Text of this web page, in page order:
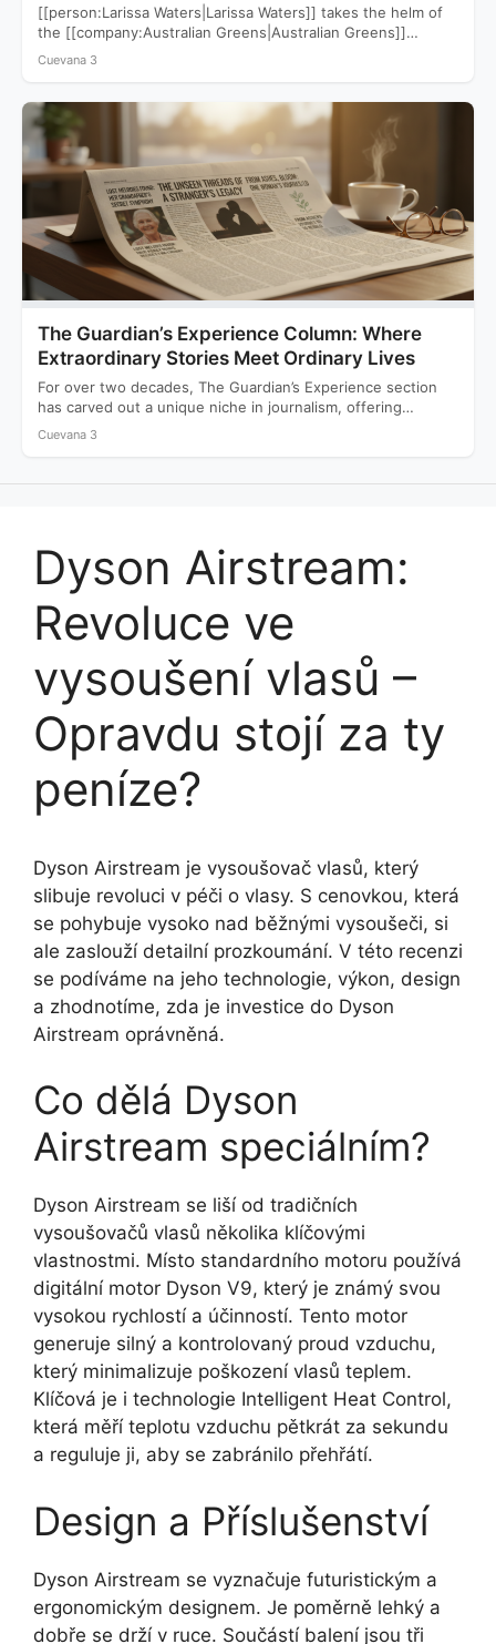
[[person:Larissa Waters|Larissa Waters]] takes the helm of
the [[company:Australian Greens|Australian Greens]]
following a devastating 2025 election that saw…
Cuevana 3
The Guardian’s Experience Column: Where
Extraordinary Stories Meet Ordinary Lives
For over two decades, The Guardian’s Experience section
has carved out a unique niche in journalism, offering
readers…
Cuevana 3
Dyson Airstream:
Revoluce ve
vysoušení vlasů –
Opravdu stojí za ty
peníze?
Dyson Airstream je vysoušovač vlasů, který
slibuje revoluci v péči o vlasy. S cenovkou, která
se pohybuje vysoko nad běžnými vysoušeči, si
ale zaslouží detailní prozkoumání. V této recenzi
se podíváme na jeho technologie, výkon, design
a zhodnotíme, zda je investice do Dyson
Airstream oprávněná.
Co dělá Dyson
Airstream speciálním?
Dyson Airstream se liší od tradičních
vysoušovačů vlasů několika klíčovými
vlastnostmi. Místo standardního motoru používá
digitální motor Dyson V9, který je známý svou
vysokou rychlostí a účinností. Tento motor
generuje silný a kontrolovaný proud vzduchu,
který minimalizuje poškození vlasů teplem.
Klíčová je i technologie Intelligent Heat Control,
která měří teplotu vzduchu pětkrát za sekundu
a reguluje ji, aby se zabránilo přehřátí.
Design a Příslušenství
Dyson Airstream se vyznačuje futuristickým a
ergonomickým designem. Je poměrně lehký a
dobře se drží v ruce. Součástí balení jsou tři